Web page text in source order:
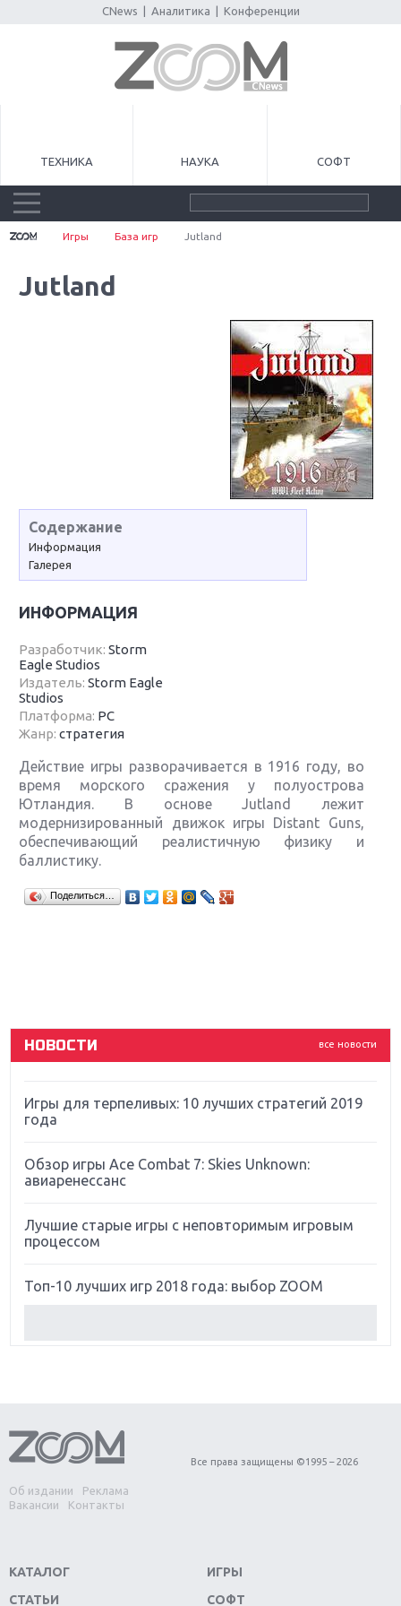
CNews Аналитика Конференции
ТЕХНИКА НАУКА СОФТ
Игры База игр Jutland
Jutland
Содержание
Информация
Галерея
ИНФОРМАЦИЯ
Разработчик:Storm
Eagle Studios
Издатель:Storm Eagle
Studios
Платформа: PC
Жанр:стратегия
Действие игры разворачивается в 1916 году, во
время морского сражения у полуострова
Ютландия. В основе Jutland лежит
модернизированный движок игры Distant Guns,
обеспечивающий реалистичную физику и
баллистику.
Поделиться…
все новости
НОВОСТИ
Крупнейшие релизы мая: Nintendo, Microsoft и
Sony
Far Cry 5: хвалить нельзя ругать
Игры для терпеливых: 10 лучших стратегий 2019
года
Обзор игры Ace Combat 7: Skies Unknown:
авиаренессанс
Лучшие старые игры с неповторимым игровым
процессом
Топ-10 лучших игр 2018 года: выбор ZOOM
Обзор игры Forza Horizon 4: вершина эволюции
Две важных новинки для консолей: Spider-Man и
Divinity Original Sin 2
Switch
Об издании
Реклама
Вакансии
Контакты
Все права защищены ©1995 – 2026
КАТАЛОГ
СТАТЬИ
ИГРЫ
СОФТ